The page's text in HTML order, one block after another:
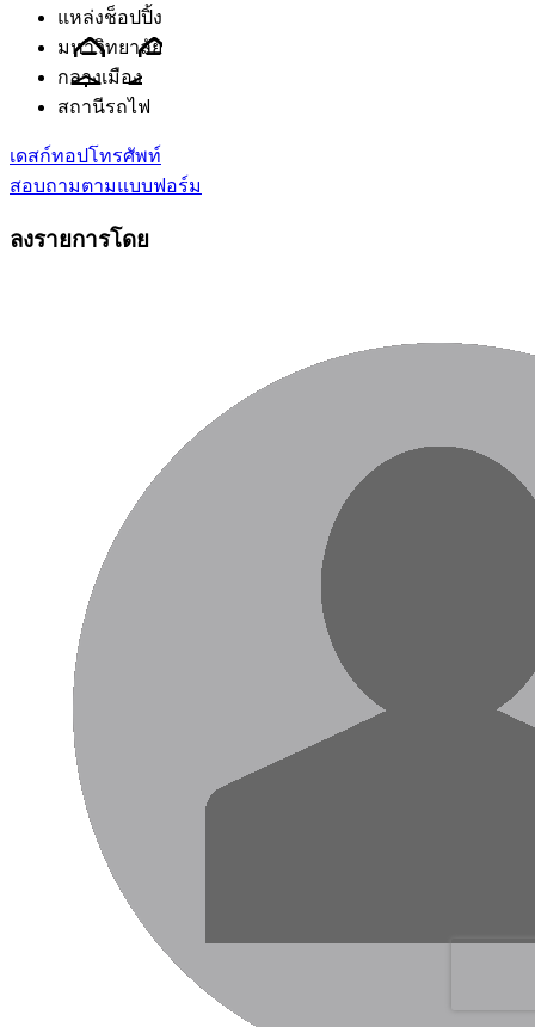
แหล่งช็อปปิ้ง
มหาวิทยาลัย
กลางเมือง
สถานีรถไฟ
เดสก์ทอปโทรศัพท์
สอบถามตามแบบฟอร์ม
ลงรายการโดย